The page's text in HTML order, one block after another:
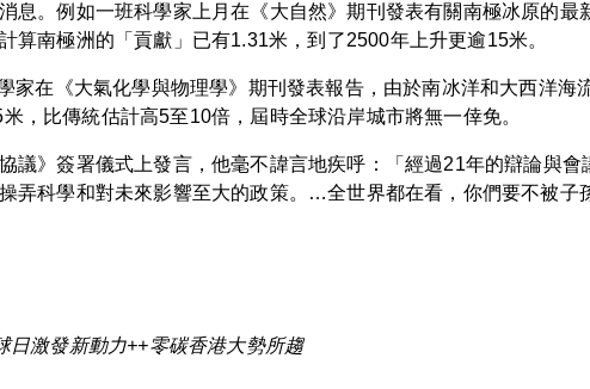
息。例如一班科學家上月在《大自然》期刊發表有關南極冰原的最
南極洲的「貢獻」已有1.31米，到了2500年上升更逾15米。
在《大氣化學與物理學》期刊發表報告，由於南冰洋和大西洋海
，比傳統估計高5至10倍，屆時全球沿岸城市將無一倖免。
議》簽署儀式上發言，他毫不諱言地疾呼：「經過21年的辯論與會
弄科學和對未來影響至大的政策。…全世界都在看，你們要不被子
激發新動力++零碳香港大勢所趨